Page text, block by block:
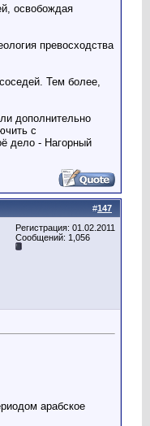
освобождая
превосходства
Тем более,
дополнительно
с
дело - Нагорный
#147
Регистрация: 01.02.2011
Сообщений: 1,056
арабское